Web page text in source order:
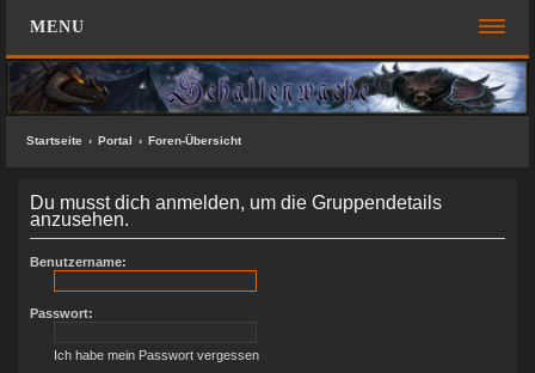
MENU
FOREN-ÜBERSICHT
Aktive Themen
Suche
Startseite Portal Foren-Übersicht
Du musst dich anmelden, um die Gruppendetails
anzusehen.
Benutzername:
Passwort:
Ich habe mein Passwort vergessen